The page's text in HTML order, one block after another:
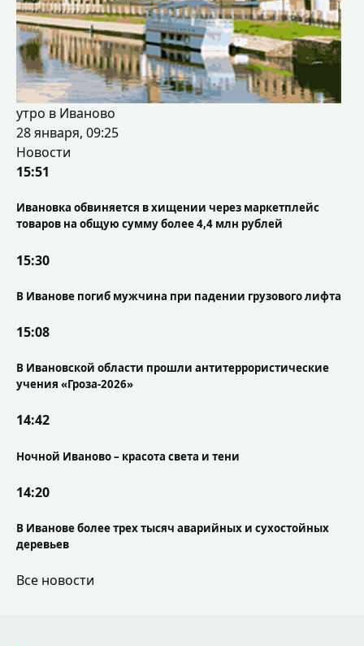
утро в Иваново
28 января, 09:25
Новости
15:51
Ивановка обвиняется в хищении через маркетплейс
товаров на общую сумму более 4,4 млн рублей
15:30
В Иванове погиб мужчина при падении грузового лифта
15:08
В Ивановской области прошли антитеррористические
учения «Гроза-2026»
14:42
Ночной Иваново – красота света и тени
14:20
В Иванове более трех тысяч аварийных и сухостойных
деревьев
Все новости